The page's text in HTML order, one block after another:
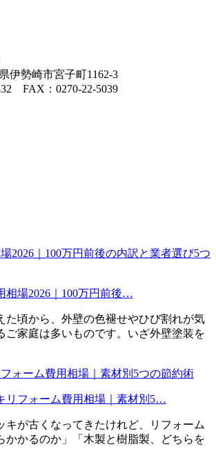
伊勢崎市宮子町1162-3
FAX：0270-22-5039
相場2026｜100万円前後…
た頃から、外壁の色褪せやひび割れが気
ご家庭は多いものです。いざ外壁塗装を
リフォーム費用相場｜素材別5…
キが古くなってきたけれど、リフォーム
かかるのか」「木製と樹脂製、どちらを